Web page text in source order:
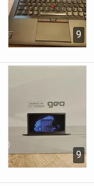
9
9